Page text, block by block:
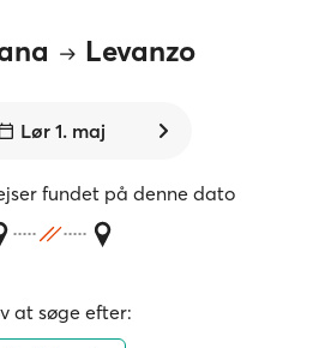
Levanzo
Lør 1. maj
fundet på denne dato
at søge efter: